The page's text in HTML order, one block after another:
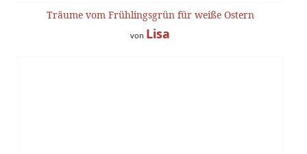
Träume vom Frühlingsgrün für weiße Ostern
von Lisa